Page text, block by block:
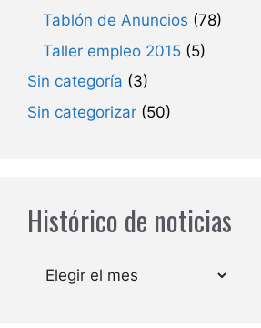
Tablón de Anuncios (78)
Taller empleo 2015 (5)
Sin categoría (3)
Sin categorizar (50)
Histórico de noticias
Archivos